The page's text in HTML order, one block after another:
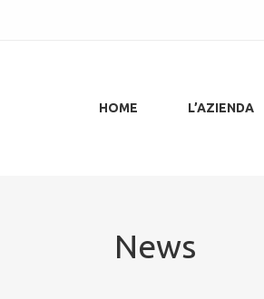
HOME L’AZIENDA
News